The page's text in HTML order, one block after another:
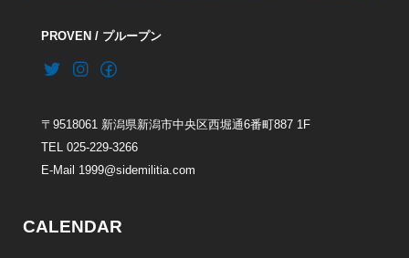
PROVEN / プループン
〒9518061 新潟県新潟市中央区西堀通6番町887 1F
TEL 025-229-3266
E-Mail 1999@sidemilitia.com
CALENDAR